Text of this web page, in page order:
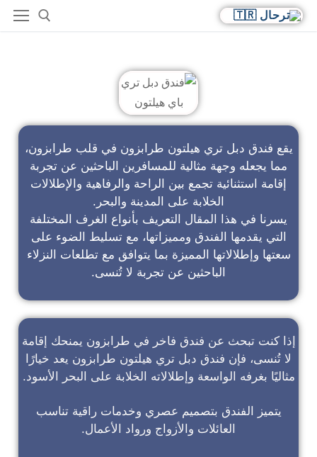
يقع فندق دبل تري هيلتون طرابزون في قلب طرابزون،
مما يجعله وجهة مثالية للمسافرين الباحثين عن تجربة
إقامة استثنائية تجمع بين الراحة والرفاهية والإطلالات
الخلابة على المدينة والبحر.
يسرنا في هذا المقال التعريف بأنواع الغرف المختلفة
التي يقدمها الفندق ومميزاتها، مع تسليط الضوء على
سعتها وإطلالاتها المميزة بما يتوافق مع تطلعات النزلاء
الباحثين عن تجربة لا تُنسى.
إذا كنت تبحث عن فندق فاخر في طرابزون يمنحك إقامة
لا تُنسى، فإن فندق دبل تري هيلتون طرابزون يعد خيارًا
مثاليًا بغرفه الواسعة وإطلالاته الخلابة على البحر الأسود.
يتميز الفندق بتصميم عصري وخدمات راقية تناسب
العائلات والأزواج ورواد الأعمال.